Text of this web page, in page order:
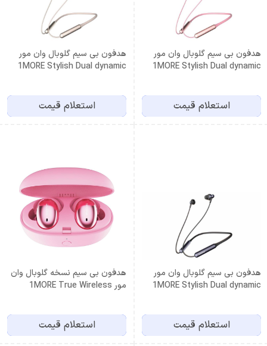
هدفون بی سیم گلوبال وان مور
1MORE Stylish Dual dynamic
استعلام قیمت
هدفون بی سیم گلوبال وان مور
1MORE Stylish Dual dynamic
استعلام قیمت
هدفون بی سیم گلوبال وان مور
1MORE Stylish Dual dynamic
استعلام قیمت
هدفون بی سیم نسخه گلوبال وان
مور 1MORE True Wireless
استعلام قیمت